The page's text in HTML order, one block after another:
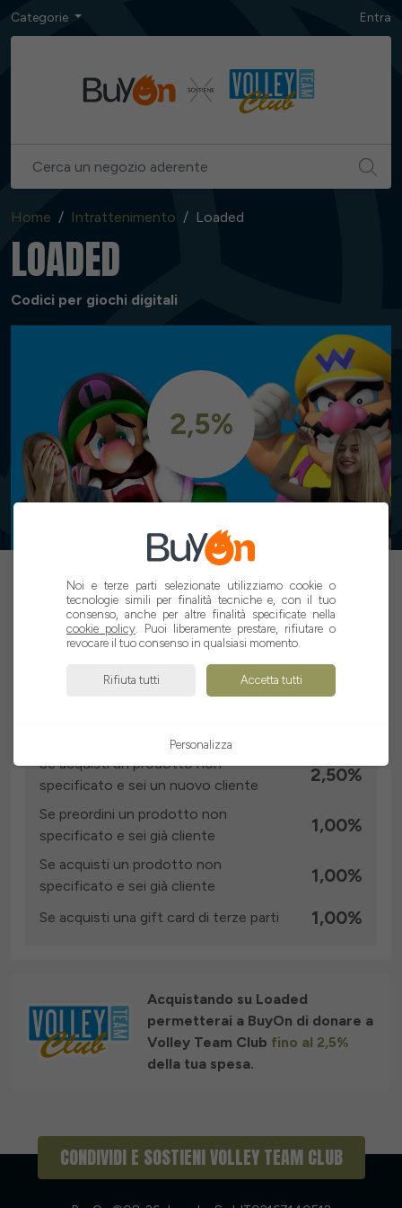
Categorie Entra
Home Intrattenimento Loaded
LOADED
Codici per giochi digitali
2,5%
ATTIVA CASHBACK
Cashback che BuyOn donerà
Se acquisti un prodotto non
specificato e sei un nuovo cliente
2,50%
Se preordini un prodotto non
specificato e sei già cliente
1,00%
Se acquisti un prodotto non
specificato e sei già cliente
1,00%
Se acquisti una gift card di terze parti 1,00%
Acquistando su Loaded
permetterai a BuyOn di donare a
Volley Team Club fino al 2,5%
della tua spesa.
CONDIVIDI E SOSTIENIVOLLEY TEAM CLUB
Noi e terze parti selezionate utilizziamo cookie o
tecnologie simili per finalità tecniche e, con il tuo
consenso, anche per altre finalità specificate nella
cookie policy . Puoi liberamente prestare, rifiutare o
revocare il tuo consenso in qualsiasi momento.
Rifiuta tutti Accetta tutti
Personalizza